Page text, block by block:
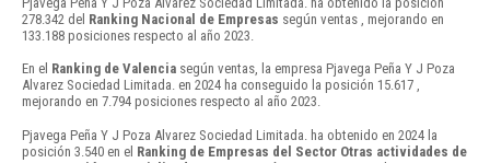
278.342 del Ranking Nacional de Empresas según ventas , mejorando en
133.188 posiciones respecto al año 2023.
En el Ranking de Valencia según ventas, la empresa Pjavega Peña Y J Poza
Alvarez Sociedad Limitada. en 2024 ha conseguido la posición 15.617 ,
mejorando en 7.794 posiciones respecto al año 2023.
Pjavega Peña Y J Poza Alvarez Sociedad Limitada. ha obtenido en 2024 la
posición 3.540 en el Ranking de Empresas del Sector Otras actividades de